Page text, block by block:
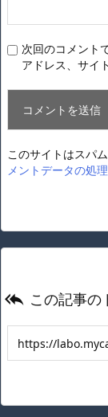
次回のコメント
アドレス、サイ
このサイトはスパ
メントデータの処
 この記事の